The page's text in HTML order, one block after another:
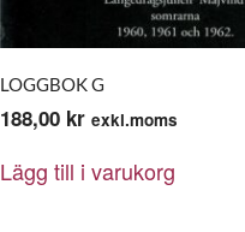
LOGGBOK G
188,00 kr exkl.moms
Lägg till i varukorg